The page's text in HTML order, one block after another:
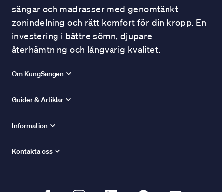
sängar och madrasser med genomtänkt
zonindelning och rätt komfort för din kropp. En
investering i bättre sömn, djupare
återhämtning och långvarig kvalitet.
Om KungSängen
Guider & Artiklar
Information
Kontakta oss